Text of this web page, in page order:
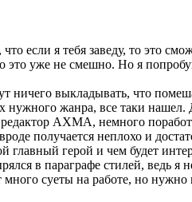
если я тебя заведу, то это
это уже не смешно. Но я
ничего выкладывать, что
нужного жанра, все таки нашел.
AXMA, немного
получается неплохо и
главный герой и чем будет
в параграфе стилей, ведь я
суеты на работе, но нужно